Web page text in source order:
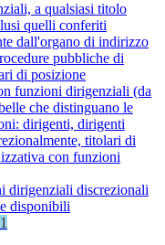
a qualsiasi titolo
quelli conferiti
dall'organo di indirizzo
pubbliche di
di posizione
funzioni dirigenziali (da
che distinguano le
dirigenti, dirigenti
titolari di
con funzioni
dirigenziali discrezionali
disponibili
1